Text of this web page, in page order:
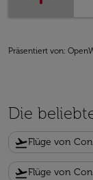
Präsentiert von:
Die
flight_takeoffFlüge von
flight_takeoffFlüge von